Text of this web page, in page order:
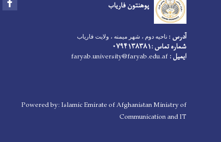
پوهنتون فاریاب
آدرس : ناحیه دوم ، شهر میمنه ، ولایت فاریاب
شماره تماس :۰۷۹۴۱۳۸۳۸۱
ایمیل :
Powered by: Islamic Emirate of Afghanistan Ministry of
Communication and IT